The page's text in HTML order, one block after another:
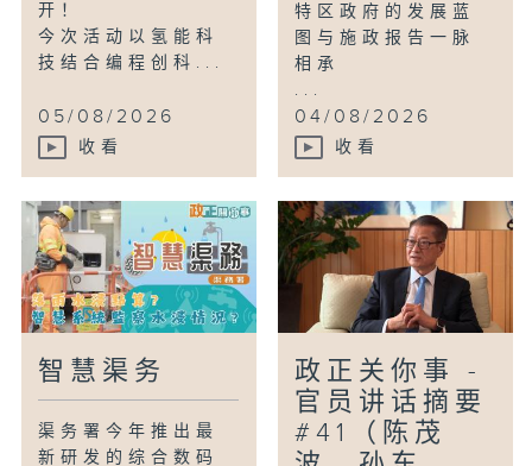
开！
今次活动以氢能科
技结合编程创科...
05/08/2026
收看
特区政府的发展蓝
图与施政报告一脉
相承
...
04/08/2026
收看
智慧渠务
渠务署今年推出最
新研发的综合数码
政正关你事 -
官员讲话摘要
#41（陈茂